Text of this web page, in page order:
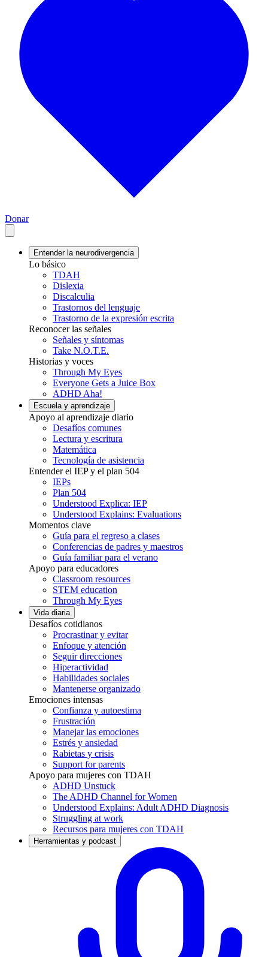
Donar
Entender la neurodivergencia
Lo básico
TDAH
Dislexia
Discalculia
Trastornos del lenguaje
Trastorno de la expresión escrita
Reconocer las señales
Señales y síntomas
Take N.O.T.E.
Historias y voces
Through My Eyes
Everyone Gets a Juice Box
ADHD Aha!
Escuela y aprendizaje
Apoyo al aprendizaje diario
Desafíos comunes
Lectura y escritura
Matemática
Tecnología de asistencia
Entender el IEP y el plan 504
IEPs
Plan 504
Understood Explica: IEP
Understood Explains: Evaluations
Momentos clave
Guía para el regreso a clases
Conferencias de padres y maestros
Guía familiar para el verano
Apoyo para educadores
Classroom resources
STEM education
Through My Eyes
Vida diaria
Desafíos cotidianos
Procrastinar y evitar
Enfoque y atención
Seguir direcciones
Hiperactividad
Habilidades sociales
Mantenerse organizado
Emociones intensas
Confianza y autoestima
Frustración
Manejar las emociones
Estrés y ansiedad
Rabietas y crisis
Support for parents
Apoyo para mujeres con TDAH
ADHD Unstuck
The ADHD Channel for Women
Understood Explains: Adult ADHD Diagnosis
Struggling at work
Recursos para mujeres con TDAH
Herramientas y podcast